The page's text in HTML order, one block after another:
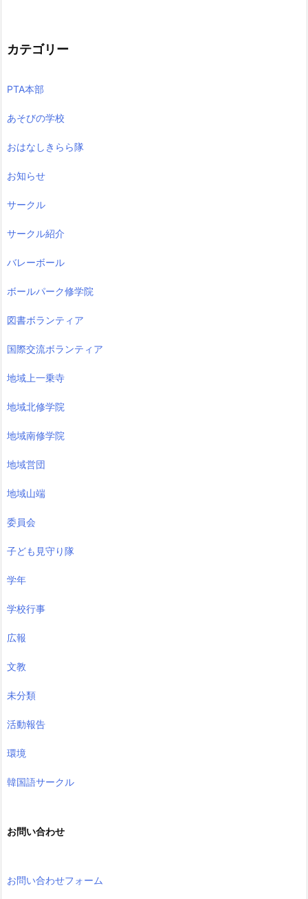
カテゴリー
PTA本部
あそびの学校
おはなしきらら隊
お知らせ
サークル
サークル紹介
バレーボール
ボールパーク修学院
図書ボランティア
国際交流ボランティア
地域上一乗寺
地域北修学院
地域南修学院
地域営団
地域山端
委員会
子ども見守り隊
学年
学校行事
広報
文教
未分類
活動報告
環境
韓国語サークル
お問い合わせ
お問い合わせフォーム